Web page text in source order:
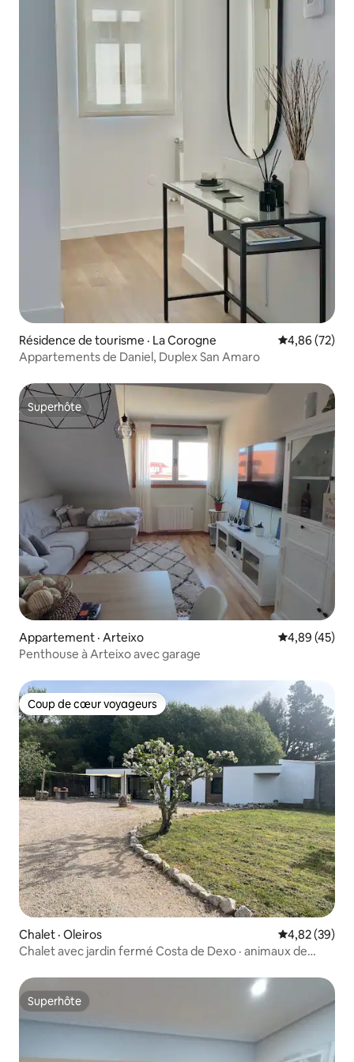
Résidence de tourisme · La Corogne Note
4,86 (72)
Appartements de Daniel, Duplex San Amaro
Superhôte
Superhôte
Appartement · Arteixo Note
4,89 (45)
Penthouse à Arteixo avec garage
Coup de cœur voyageurs
Coup de cœur voyageurs
Chalet · Oleiros Note
4,82 (39)
Chalet avec jardin fermé Costa de Dexo · animaux de
Superhôte
Superhôte